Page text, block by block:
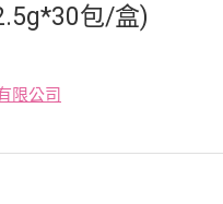
包/盒)
限公司